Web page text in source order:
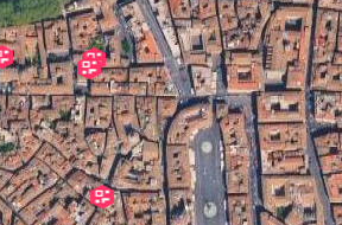
Artificiale”
Tag:PaesaggiUmani